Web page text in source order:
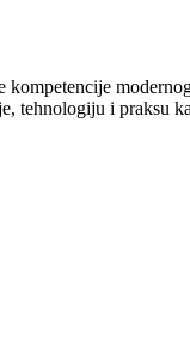
tehnologiju i praksu